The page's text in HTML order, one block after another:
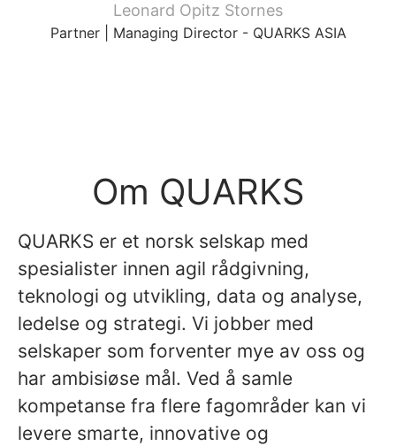
Leonard Opitz Stornes
Partner | Managing Director - QUARKS ASIA
Om QUARKS
QUARKS er et norsk selskap med
spesialister innen agil rådgivning,
teknologi og utvikling, data og analyse,
ledelse og strategi. Vi jobber med
selskaper som forventer mye av oss og
har ambisiøse mål. Ved å samle
kompetanse fra flere fagområder kan vi
levere smarte, innovative og